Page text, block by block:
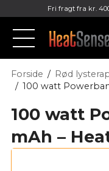
Fri fragt fra kr.
Forside
Rød
100 watt
100 watt
mAh –